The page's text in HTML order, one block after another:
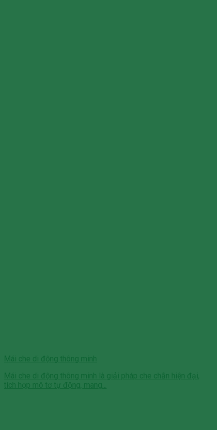
Mái che di động thông minh
Mái che di động thông minh là giải pháp che chắn hiện đại,
tích hợp mô tơ tự động, mang...